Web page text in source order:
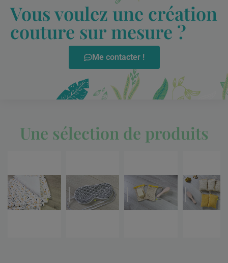
Vous voulez une création
couture sur mesure ?
Me contacter !
Une sélection de produits